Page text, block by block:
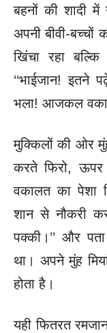
बहनों की शादी
अपनी बीवी-
खिंचा रहा
‘‘भाईजान!
भला! आजकल
मुक्किलों की ओर
करते फिरो,
वकालत का पेशा
शान से नौकरी
पक्की।’’ और
था। अपने मुंह
होता है।
यही फितरत